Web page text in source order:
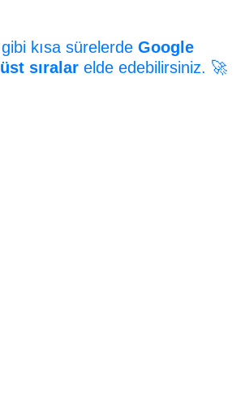
gibi kısa sürelerde Google
üst sıralar elde edebilirsiniz. 🚀